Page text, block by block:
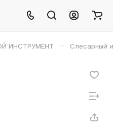
ИНСТРУМЕНТ – Слесарный